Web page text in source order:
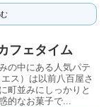
フェタイム
の中にある人気パテ
ス）は以前八百屋さ
町並みにしっかりと
的なお菓子で...